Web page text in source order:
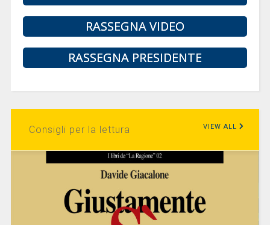
RASSEGNA VIDEO
RASSEGNA PRESIDENTE
Consigli per la lettura VIEW ALL